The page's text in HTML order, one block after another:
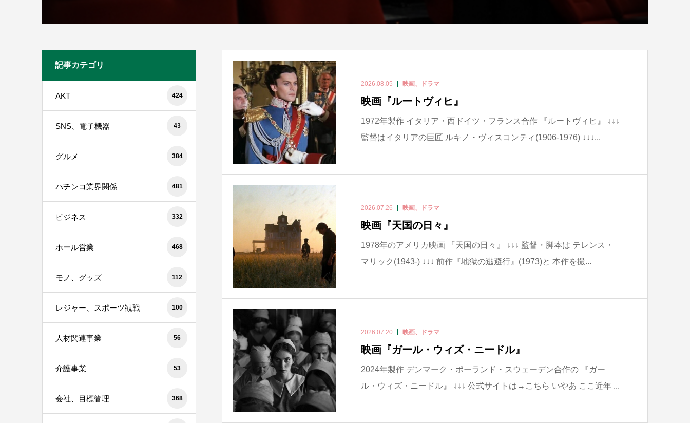
2026.08.05 映画、ドラマ
映画『ルートヴィヒ』
1972年製作 イタリア・西ドイツ・フランス合作 『ルートヴィヒ』 ↓↓↓
監督はイタリアの巨匠 ルキノ・ヴィスコンティ(1906-1976) ↓↓↓...
2026.07.26 映画、ドラマ
映画『天国の日々』
1978年のアメリカ映画 『天国の日々』 ↓↓↓ 監督・脚本は テレンス・
マリック(1943-) ↓↓↓ 前作『地獄の逃避行』(1973)と 本作を撮...
2026.07.20 映画、ドラマ
映画『ガール・ウィズ・ニードル』
2024年製作 デンマーク・ポーランド・スウェーデン合作の 『ガー
ル・ウィズ・ニードル』 ↓↓↓ 公式サイトは→こちら いやあ ここ近年 ...
記事カテゴリ
AKT 424
SNS、電子機器 43
グルメ 384
パチンコ業界関係 481
ビジネス 332
ホール営業 468
モノ、グッズ 112
レジャー、スポーツ観戦 100
人材関連事業 56
介護事業 53
会社、目標管理 368